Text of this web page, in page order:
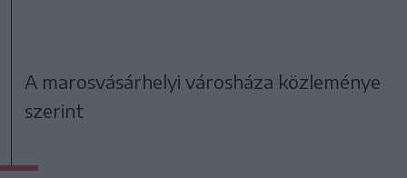
A marosvásárhelyi városháza közleménye
szerint